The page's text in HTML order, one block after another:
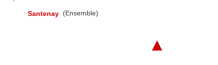
Santenay (Ensemble)
▲